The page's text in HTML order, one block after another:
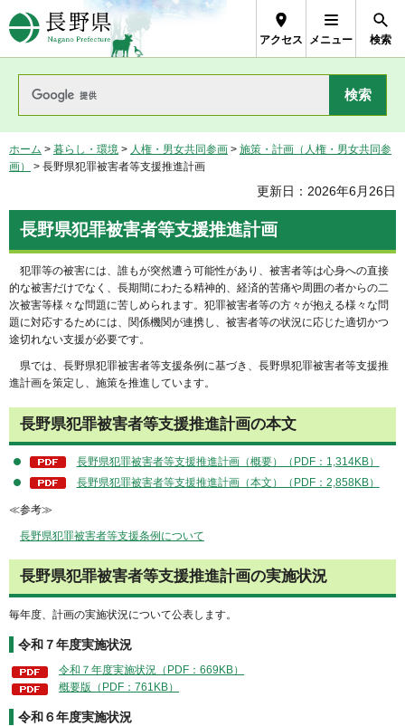
長野県Nagano Prefecture
アクセス メニュー 検索
ホーム > 暮らし・環境 > 人権・男女共同参画 > 施策・計画（人権・男女共同参
画）
> 長野県犯罪被害者等支援推進計画
更新日：2026年6月26日
長野県犯罪被害者等支援推進計画
犯罪等の被害には、誰もが突然遭う可能性があり、被害者等は心身への直接
的な被害だけでなく、長期間にわたる精神的、経済的苦痛や周囲の者からの二
次被害等様々な問題に苦しめられます。犯罪被害者等の方々が抱える様々な問
題に対応するためには、関係機関が連携し、被害者等の状況に応じた適切かつ
途切れない支援が必要です。
県では、長野県犯罪被害者等支援条例に基づき、長野県犯罪被害者等支援推
進計画を策定し、施策を推進しています。
長野県犯罪被害者等支援推進計画の本文
長野県犯罪被害者等支援推進計画（概要）（PDF：1,314KB）
長野県犯罪被害者等支援推進計画（本文）（PDF：2,858KB）
≪参考≫
長野県犯罪被害者等支援条例について
長野県犯罪被害者等支援推進計画の実施状況
毎年度、計画の実施状況について公表します。
令和７年度実施状況
令和７年度実施状況（PDF：669KB）
概要版（PDF：761KB）
令和６年度実施状況